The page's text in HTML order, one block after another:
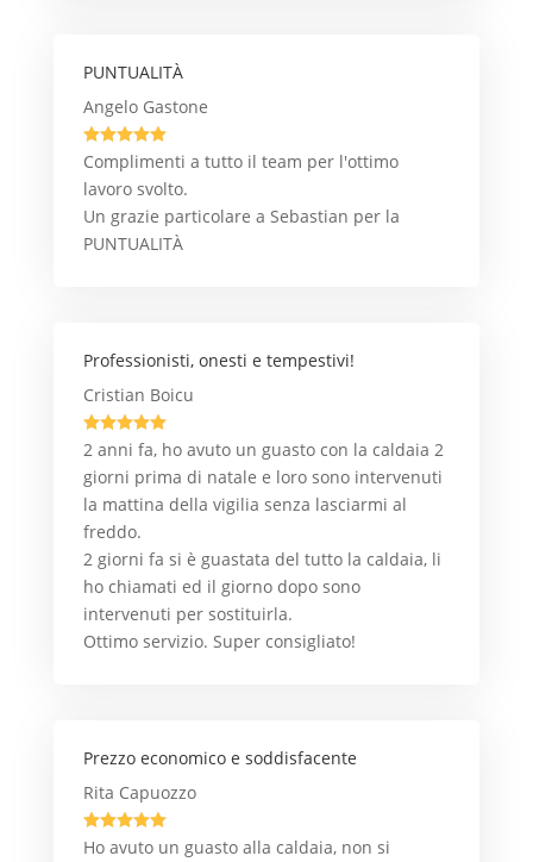
PUNTUALITÀ
Angelo Gastone

Complimenti a tutto il team per l'ottimo
lavoro svolto.
Un grazie particolare a Sebastian per la
PUNTUALITÀ
Professionisti, onesti e tempestivi!
Cristian Boicu

2 anni fa, ho avuto un guasto con la caldaia 2
giorni prima di natale e loro sono intervenuti
la mattina della vigilia senza lasciarmi al
freddo.
2 giorni fa si è guastata del tutto la caldaia, li
ho chiamati ed il giorno dopo sono
intervenuti per sostituirla.
Ottimo servizio. Super consigliato!
Prezzo economico e soddisfacente
Rita Capuozzo

Ho avuto un guasto alla caldaia, non si